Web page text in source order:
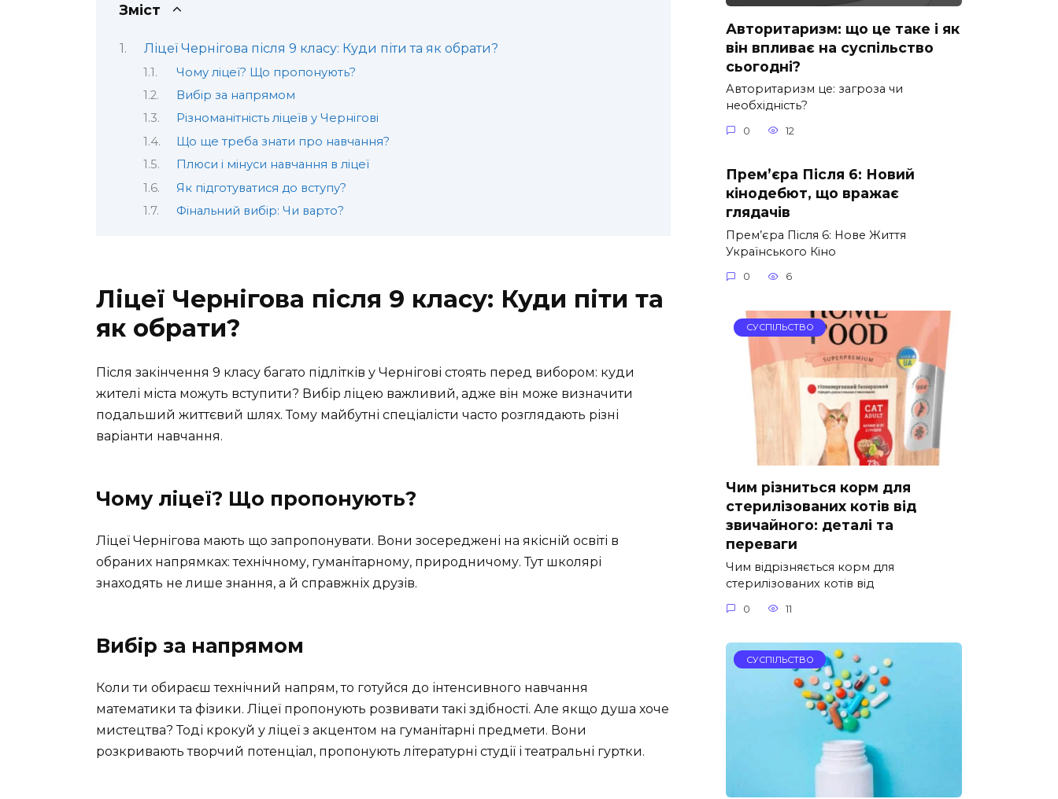
Зміст
Ліцеї Чернігова після 9 класу: Куди піти та як обрати?
Чому ліцеї? Що пропонують?
Вибір за напрямом
Різноманітність ліцеїв у Чернігові
Що ще треба знати про навчання?
Плюси і мінуси навчання в ліцеї
Як підготуватися до вступу?
Фінальний вибір: Чи варто?
Ліцеї Чернігова після 9 класу: Куди піти та
як обрати?
Після закінчення 9 класу багато підлітків у Чернігові стоять перед вибором: куди
жителі міста можуть вступити? Вибір ліцею важливий, адже він може визначити
подальший життєвий шлях. Тому майбутні спеціалісти часто розглядають різні
варіанти навчання.
Чому ліцеї? Що пропонують?
Ліцеї Чернігова мають що запропонувати. Вони зосереджені на якісній освіті в
обраних напрямках: технічному, гуманітарному, природничому. Тут школярі
знаходять не лише знання, а й справжніх друзів.
Вибір за напрямом
Коли ти обираєш технічний напрям, то готуйся до інтенсивного навчання
математики та фізики. Ліцеї пропонують розвивати такі здібності. Але якщо душа хоче
мистецтва? Тоді крокуй у ліцеї з акцентом на гуманітарні предмети. Вони
розкривають творчий потенціал, пропонують літературні студії і театральні гуртки.
Авторитаризм: що це таке і як
він впливає на суспільство
сьогодні?
Авторитаризм це: загроза чи
необхідність?
0 12
Прем’єра Після 6: Новий
кінодебют, що вражає
глядачів
Прем’єра Після 6: Нове Життя
Українського Кіно
0 6
СУСПІЛЬСТВО
Чим різниться корм для
стерилізованих котів від
звичайного: деталі та
переваги
Чим відрізняється корм для
стерилізованих котів від
0 11
СУСПІЛЬСТВО